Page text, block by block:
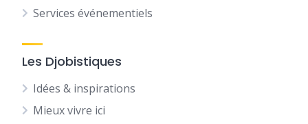
Services événementiels
Les Djobistiques
Idées & inspirations
Mieux vivre ici